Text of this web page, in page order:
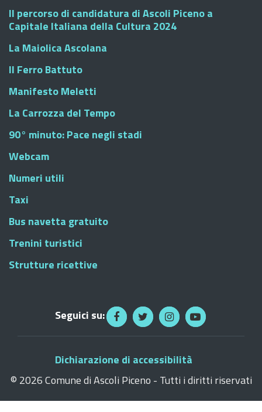
Il percorso di candidatura di Ascoli Piceno a
Capitale Italiana della Cultura 2024
La Maiolica Ascolana
Il Ferro Battuto
Manifesto Meletti
La Carrozza del Tempo
90° minuto: Pace negli stadi
Webcam
Numeri utili
Taxi
Bus navetta gratuito
Trenini turistici
Strutture ricettive
Seguici su:
Dichiarazione di accessibilità
© 2026 Comune di Ascoli Piceno - Tutti i diritti riservati